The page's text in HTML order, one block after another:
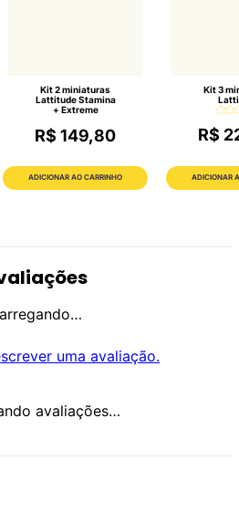
Kit 2 miniaturas
Lattitude Stamina
+ Extreme
R$ 149,80
ADICIONAR AO CARRINHO
Kit 3
R$
ADICIONAR
uma avaliação.
avaliações…